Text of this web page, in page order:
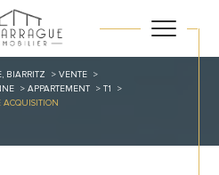
BIARRITZ
VENTE
APPARTEMENT
T1
ACQUISITION